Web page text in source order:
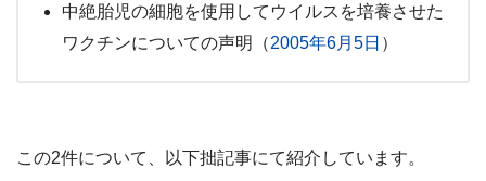
中絶胎児の細胞を使用してウイルスを培養させた
ワクチンについての声明（2005年6月5日 ）
この2件について、以下拙記事にて紹介しています。